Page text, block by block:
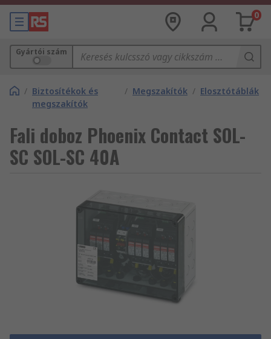
0
Gyártói szám
/ Biztosítékok és
megszakítók
/ Megszakítók / Elosztótáblák
Fali doboz Phoenix Contact SOL-
SC SOL-SC 40A